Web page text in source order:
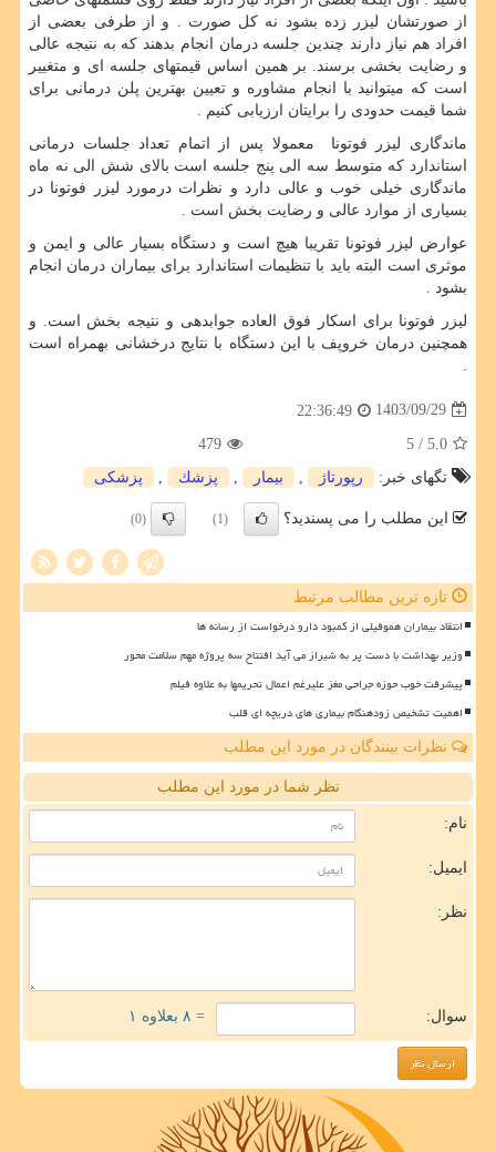
از صورتشان لیزر زده بشود نه کل صورت . و از طرفی بعضی از
افراد هم نیاز دارند چندین جلسه درمان انجام بدهند که به نتیجه عالی
و رضایت بخشی برسند. بر همین اساس قیمتهای جلسه ای و متغییر
است که میتوانید با انجام مشاوره و تعیین بهترین پلن درمانی برای
شما قیمت حدودی را برایتان ارزیابی کنیم .
ماندگاری لیزر فوتونا معمولا پس از اتمام تعداد جلسات درمانی
استاندارد که متوسط سه الی پنج جلسه است بالای شش الی نه ماه
ماندگاری خیلی خوب و عالی دارد و نظرات درمورد لیزر فوتونا در
بسیاری از موارد عالی و رضایت بخش است .
عوارض لیزر فوتونا تقریبا هیچ است و دستگاه بسیار عالی و ایمن و
موثری است البته باید با تنظیمات استاندارد برای بیماران درمان انجام
بشود .
لیزر فوتونا برای اسکار فوق العاده جوابدهی و نتیجه بخش است. و
همچنین درمان خروپف با این دستگاه با نتایج درخشانی بهمراه است
.
1403/09/29
22:36:49
5.0
/ 5
479
تگهای خبر:
رپورتاژ بیمار پزشك پزشكی
این مطلب را می پسندید؟ (1)
(0)
تازه ترین مطالب مرتبط
انتقاد بیماران هموفیلی از کمبود دارو درخواست از رسانه ها
وزیر بهداشت با دست پر به شیراز می آید افتتاح سه پروژه مهم سلامت محور
پیشرفت خوب حوزه جراحی مغز علیرغم اعمال تحریمها به علاوه فیلم
اهمیت تشخیص زودهنگام بیماری های دریچه ای قلب
نظرات بینندگان در مورد این مطلب
نظر شما در مورد این مطلب
نام:
ایمیل:
نظر:
سوال: = ۸ بعلاوه ۱